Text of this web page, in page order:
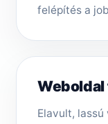
felépítés a
Elavult,